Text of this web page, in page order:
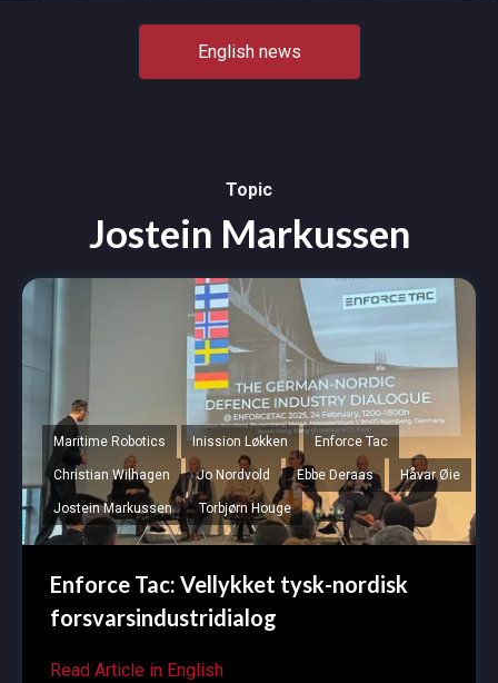
English news
Topic
Jostein Markussen
Maritime Robotics Inission Løkken Enforce Tac
Christian Wilhagen Jo Nordvold Ebbe Deraas Håvar Øie
Jostein Markussen Torbjørn Houge
Enforce Tac: Vellykket tysk-nordisk
forsvarsindustridialog
Read Article in English